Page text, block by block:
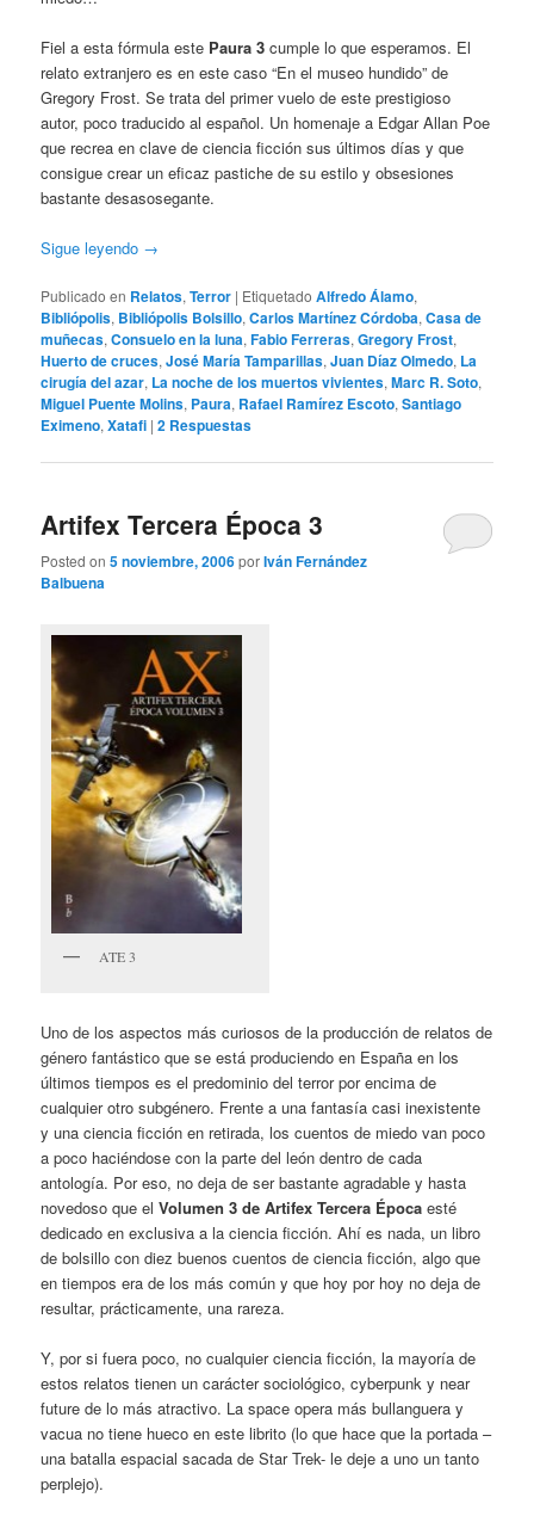
Fiel a esta fórmula este Paura 3 cumple lo que esperamos. El
relato extranjero es en este caso “En el museo hundido” de
Gregory Frost. Se trata del primer vuelo de este prestigioso
autor, poco traducido al español. Un homenaje a Edgar Allan Poe
que recrea en clave de ciencia ficción sus últimos días y que
consigue crear un eficaz pastiche de su estilo y obsesiones
bastante desasosegante.
Sigue leyendo →
Publicado en Relatos,Terror | Etiquetado Alfredo Álamo,
Bibliópolis, Bibliópolis Bolsillo,Carlos Martínez Córdoba,Casa de
muñecas,Consuelo en la luna,Fabio Ferreras,Gregory Frost,
Huerto de cruces,José María Tamparillas,Juan Díaz Olmedo, La
cirugía del azar, La noche de los muertos vivientes,Marc R. Soto,
Miguel Puente Molins, Paura, Rafael Ramírez Escoto,Santiago
Eximeno,Xatafi |2 Respuestas
Artifex Tercera Época 3
Posted on5 noviembre, 2006porIván Fernández
Balbuena
ATE 3
Uno de los aspectos más curiosos de la producción de relatos de
género fantástico que se está produciendo en España en los
últimos tiempos es el predominio del terror por encima de
cualquier otro subgénero. Frente a una fantasía casi inexistente
y una ciencia ficción en retirada, los cuentos de miedo van poco
a poco haciéndose con la parte del león dentro de cada
antología. Por eso, no deja de ser bastante agradable y hasta
novedoso que elVolumen 3 de Artifex Tercera Época esté
dedicado en exclusiva a la ciencia ficción. Ahí es nada, un libro
de bolsillo con diez buenos cuentos de ciencia ficción, algo que
en tiempos era de los más común y que hoy por hoy no deja de
resultar, prácticamente, una rareza.
Y, por si fuera poco, no cualquier ciencia ficción, la mayoría de
estos relatos tienen un carácter sociológico, cyberpunk y near
future de lo más atractivo. La space opera más bullanguera y
vacua no tiene hueco en este librito (lo que hace que la portada –
una batalla espacial sacada de Star Trek- le deje a uno un tanto
perplejo).